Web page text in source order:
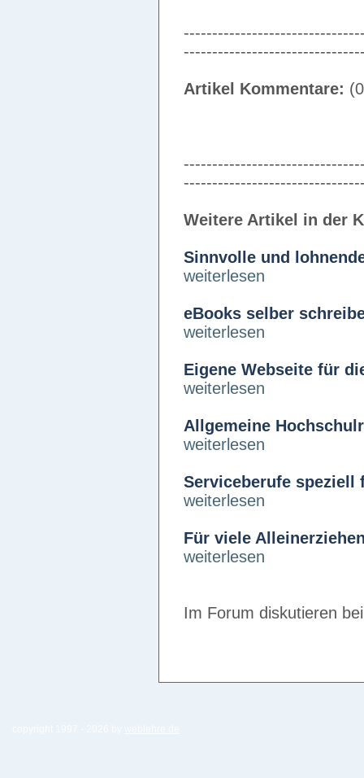
Artikel Kommentare:
Weitere Artikel in der
Sinnvolle und
weiterlesen
eBooks selber
weiterlesen
Eigene Webseite für
weiterlesen
Allgemeine
weiterlesen
Serviceberufe speziell
weiterlesen
Für viele
weiterlesen
Im Forum diskutieren